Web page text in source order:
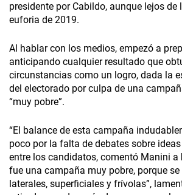
presidente por Cabildo, aunque lejos de
euforia de 2019.
Al hablar con los medios, empezó a
anticipando cualquier resultado que
circunstancias como un logro, dada la
del electorado por culpa de una
“muy pobre”.
“El balance de esta campaña
poco por la falta de debates sobre
entre los candidatos, comentó Manini a
fue una campaña muy pobre, porque
laterales, superficiales y frívolas”,